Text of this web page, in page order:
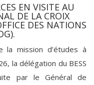
EN VISITE AU
DE LA CROIX
DES NATIONS
mission d’études à
la délégation du BESS
par le Général de